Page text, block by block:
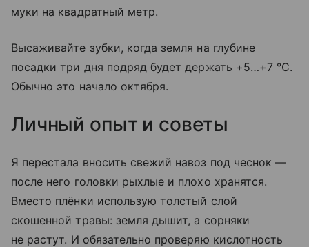
муки на квадратный метр.
Высаживайте зубки, когда земля на глубине
посадки три дня подряд будет держать +5…+7 °C.
Обычно это начало октября.
Личный опыт и советы
Я перестала вносить свежий навоз под чеснок —
после него головки рыхлые и плохо хранятся.
Вместо плёнки использую толстый слой
скошенной травы: земля дышит, а сорняки
не растут. И обязательно проверяю кислотность